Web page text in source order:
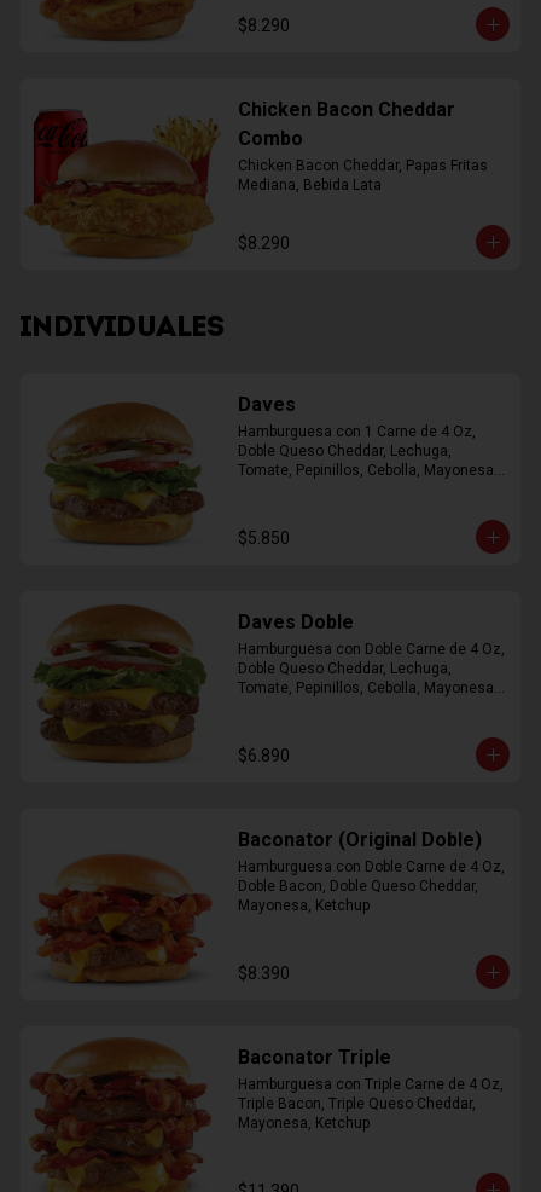
$8.290
Chicken Bacon Cheddar
Combo
Chicken Bacon Cheddar, Papas Fritas
Mediana, Bebida Lata
$8.290
INDIVIDUALES
Daves
Hamburguesa con 1 Carne de 4 Oz,
Doble Queso Cheddar, Lechuga,
Tomate, Pepinillos, Cebolla, Mayonesa,
$5.850
Daves Doble
Hamburguesa con Doble Carne de 4 Oz,
Doble Queso Cheddar, Lechuga,
Tomate, Pepinillos, Cebolla, Mayonesa,
$6.890
Baconator (Original Doble)
Hamburguesa con Doble Carne de 4 Oz,
Doble Bacon, Doble Queso Cheddar,
Mayonesa, Ketchup
$8.390
Baconator Triple
Hamburguesa con Triple Carne de 4 Oz,
Triple Bacon, Triple Queso Cheddar,
Mayonesa, Ketchup